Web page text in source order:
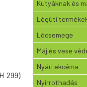
299)
Kutyáknak és
Légúti
Lócsemege
Máj és vese
Nyári ekcéma
Nyírrothadás